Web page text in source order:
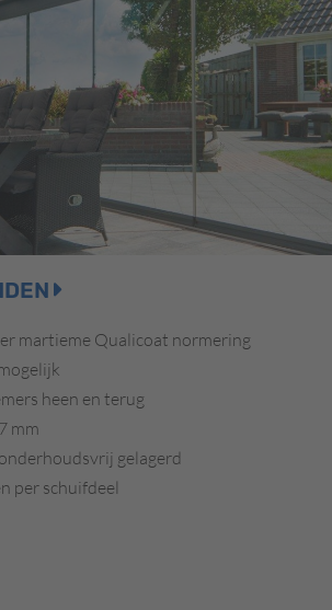
martieme Qualicoat normering
heen en terug
mm
gelagerd
per schuifdeel